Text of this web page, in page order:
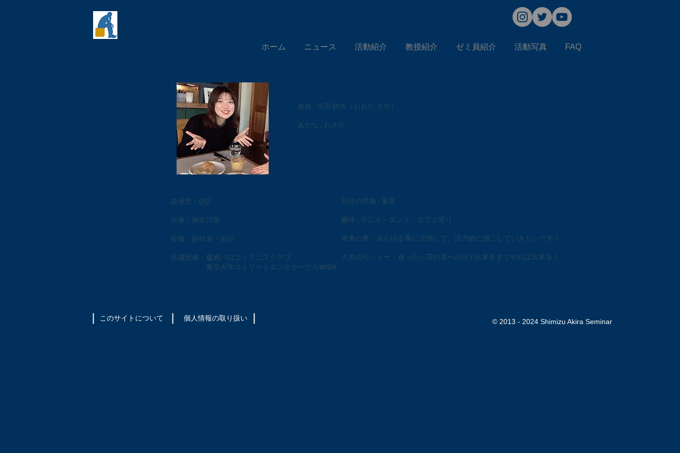
ホーム ニュース 活動紹介 教授紹介 ゼミ員紹介 活動写真 FAQ
名前 : 大田 紗矢（おおた さや）
あだな : おさや
​血液型：O型
出身：神奈川県
役職：副代表・会計
所属団体：慶應バロニィテニスクラブ
東京大学ストリートダンスサークルWISH
自分の性格 : 素直
趣味 : テニス・ダンス・カフェ巡り
将来の夢：あらゆる事に没頭して、活力的に過ごしていきたいです！
人生のモットー：迷ったら茨の道へ行け / 出来るまでやれば出来る！
このサイトについて ​個人情報の取り扱い © 2013 - 2024 Shimizu Akira Seminar